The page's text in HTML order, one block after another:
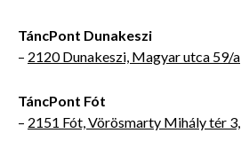
TáncPont Dunakeszi
– 2120 Dunakeszi, Magyar utca 59/a
TáncPont Fót
– 2151 Fót, Vörösmarty Mihály tér 3,